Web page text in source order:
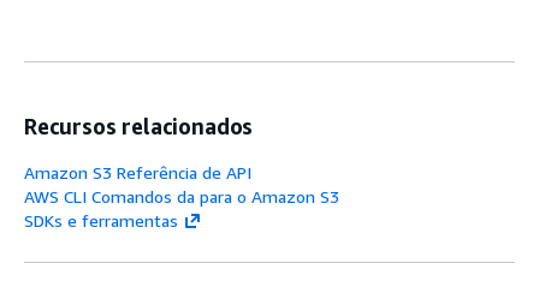
Recursos relacionados
Amazon S3 Referência de API
AWS CLI Comandos da para o Amazon S3
SDKs e ferramentas